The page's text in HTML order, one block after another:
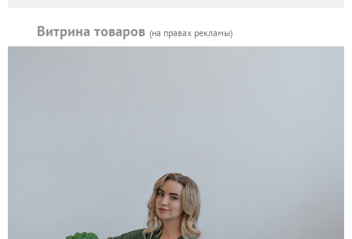
Витрина товаров (на правах рекламы)